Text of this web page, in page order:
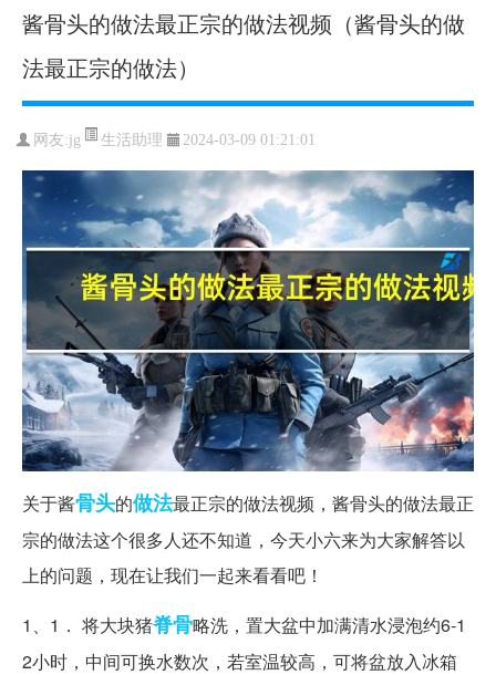
酱骨头的做法最正宗的做法视频（酱骨头的做
法最正宗的做法）
网友:jg 生活助理 2024-03-09 01:21:01
关于酱骨头的做法最正宗的做法视频，酱骨头的做法最正
宗的做法这个很多人还不知道，今天小六来为大家解答以
上的问题，现在让我们一起来看看吧！
1、1． 将大块猪脊骨略洗，置大盆中加满清水浸泡约6-1
2小时，中间可换水数次，若室温较高，可将盆放入冰箱